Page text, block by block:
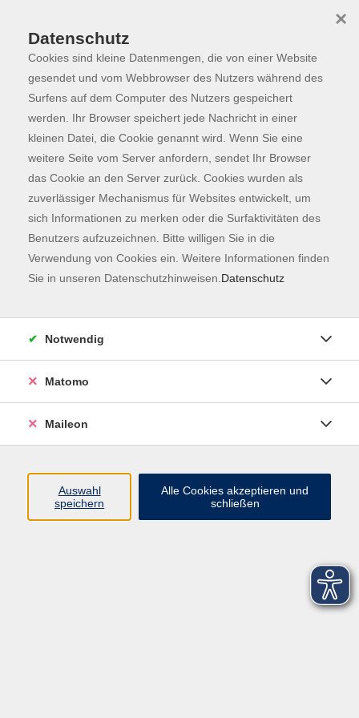
Skip to main content
Programm
Der Kurs konnte nicht gefunden werden.
Kontaktformular
Impressum
AGB
Datenschutzerklärung
Datenschutz
Cookies sind kleine Datenmengen, die von einer Website
gesendet und vom Webbrowser des Nutzers während des
Surfens auf dem Computer des Nutzers gespeichert
werden. Ihr Browser speichert jede Nachricht in einer
kleinen Datei, die Cookie genannt wird. Wenn Sie eine
weitere Seite vom Server anfordern, sendet Ihr Browser
das Cookie an den Server zurück. Cookies wurden als
zuverlässiger Mechanismus für Websites entwickelt, um
sich Informationen zu merken oder die Surfaktivitäten des
Benutzers aufzuzeichnen. Bitte willigen Sie in die
Verwendung von Cookies ein. Weitere Informationen finden
Sie in unseren Datenschutzhinweisen. Datenschutz
×
Notwendig
Matomo
Maileon
Auswahl
speichern
Alle Cookies akzeptieren und
schließen